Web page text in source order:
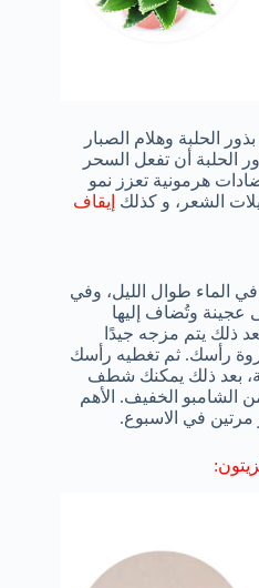
الحلبة وهلام الصبار
الحلبة أن تفعل السحر
هرمونية تعزز نمو
الشعر، و كذلك إيقاف
في الماء طوال الليل، وفي
عجينة وتُضاف إليها
ذلك يتم مزجه جيدًا
رأسك. ثم تغطيه رأسك
بعد ذلك يمكنك شطف
الشامبو الخفيف. الأهم
في الاسبوع.